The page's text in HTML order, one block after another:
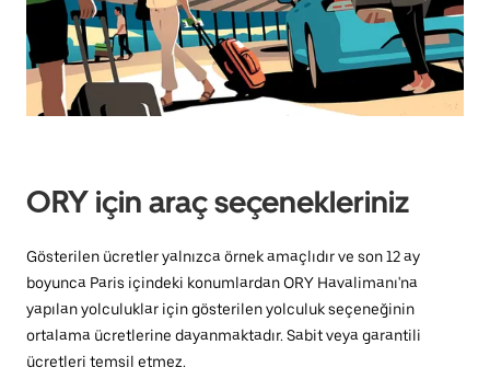
tuşuna
basın.
Takvimi
kapatmak
için
escape
ORY için araç seçenekleriniz
Gösterilen ücretler yalnızca örnek amaçlıdır ve son 12 ay
boyunca Paris içindeki konumlardan ORY Havalimanı'na
yapılan yolculuklar için gösterilen yolculuk seçeneğinin
ortalama ücretlerine dayanmaktadır. Sabit veya garantili
ücretleri temsil etmez.